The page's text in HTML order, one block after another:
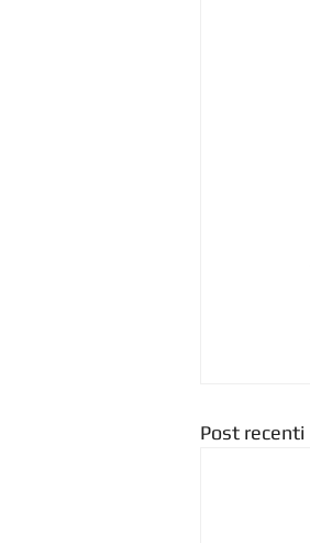
Post recenti